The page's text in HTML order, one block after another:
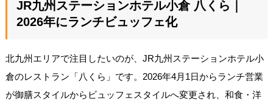
JR九州ステーションホテル小倉 八くら｜
2026年にランチビュッフェ化
北九州エリアで注目したいのが、JR九州ステーションホテル小
倉のレストラン「八くら」です。2026年4月1日からランチ営業
が御膳スタイルからビュッフェスタイルへ変更され、和食・洋